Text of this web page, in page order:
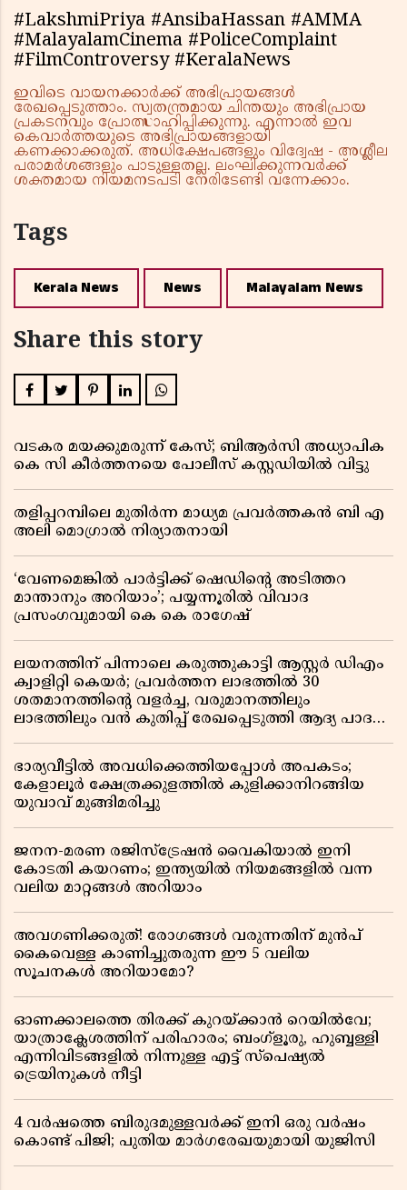
#LakshmiPriya #AnsibaHassan #AMMA
#MalayalamCinema #PoliceComplaint
#FilmControversy #KeralaNews
ഇവിടെ വായനക്കാർക്ക് അഭിപ്രായങ്ങൾ
രേഖപ്പെടുത്താം. സ്വതന്ത്രമായ ചിന്തയും അഭിപ്രായ
പ്രകടനവും പ്രോത്സാഹിപ്പിക്കുന്നു. എന്നാൽ ഇവ
കെവാർത്തയുടെ അഭിപ്രായങ്ങളായി
കണക്കാക്കരുത്. അധിക്ഷേപങ്ങളും വിദ്വേഷ - അശ്ലീല
പരാമർശങ്ങളും പാടുള്ളതല്ല. ലംഘിക്കുന്നവർക്ക്
ശക്തമായ നിയമനടപടി നേരിടേണ്ടി വന്നേക്കാം.
Tags
Kerala News News Malayalam News
Share this story
വടകര മയക്കുമരുന്ന് കേസ്; ബിആർസി അധ്യാപിക
കെ സി കീർത്തനയെ പോലീസ് കസ്റ്റഡിയിൽ വിട്ടു
തളിപ്പറമ്പിലെ മുതിർന്ന മാധ്യമ പ്രവർത്തകൻ ബി എ
അലി മൊഗ്രാൽ നിര്യാതനായി
‘വേണമെങ്കിൽ പാർട്ടിക്ക് ഷെഡിൻ്റെ അടിത്തറ
മാന്താനും അറിയാം’; പയ്യന്നൂരിൽ വിവാദ
പ്രസംഗവുമായി കെ കെ രാഗേഷ്
ലയനത്തിന് പിന്നാലെ കരുത്തുകാട്ടി ആസ്റ്റർ ഡിഎം
ക്വാളിറ്റി കെയർ; പ്രവർത്തന ലാഭത്തിൽ 30
ശതമാനത്തിൻ്റെ വളർച്ച, വരുമാനത്തിലും
ലാഭത്തിലും വൻ കുതിപ്പ് രേഖപ്പെടുത്തി ആദ്യ പാദ
ഭാര്യവീട്ടിൽ അവധിക്കെത്തിയപ്പോൾ അപകടം;
കേളാലൂർ ക്ഷേത്രക്കുളത്തിൽ കുളിക്കാനിറങ്ങിയ
യുവാവ് മുങ്ങിമരിച്ചു
ജനന-മരണ രജിസ്ട്രേഷൻ വൈകിയാൽ ഇനി
കോടതി കയറണം; ഇന്ത്യയിൽ നിയമങ്ങളിൽ വന്ന
വലിയ മാറ്റങ്ങൾ അറിയാം
അവഗണിക്കരുത്! രോഗങ്ങൾ വരുന്നതിന് മുൻപ്
കൈവെള്ള കാണിച്ചുതരുന്ന ഈ 5 വലിയ
സൂചനകൾ അറിയാമോ?
ഓണക്കാലത്തെ തിരക്ക് കുറയ്ക്കാൻ റെയിൽവേ;
യാത്രാക്ലേശത്തിന് പരിഹാരം; ബംഗ്ളൂരു, ഹുബ്ബള്ളി
എന്നിവിടങ്ങളിൽ നിന്നുള്ള എട്ട് സ്പെഷ്യൽ
ട്രെയിനുകൾ നീട്ടി
4 വർഷത്തെ ബിരുദമുള്ളവർക്ക് ഇനി ഒരു വർഷം
കൊണ്ട് പിജി; പുതിയ മാർഗരേഖയുമായി യുജിസി